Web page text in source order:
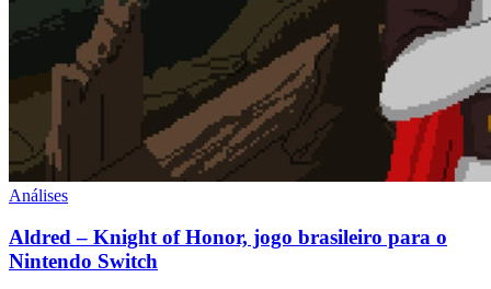
Análises
Aldred – Knight of Honor, jogo brasileiro para o
Nintendo Switch